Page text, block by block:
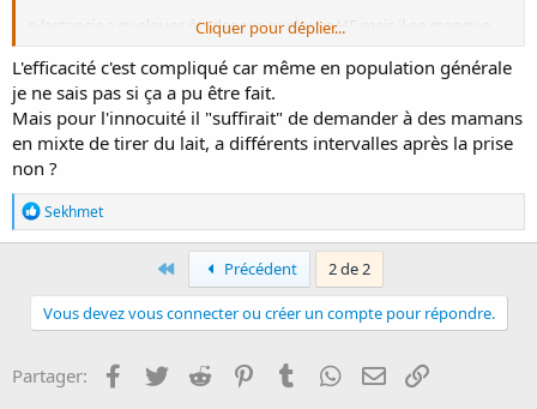
e-lactancia a quelques études sur quelques HE mais il en manque
Cliquer pour déplier...
L'efficacité c'est compliqué car même en population générale
je ne sais pas si ça a pu être fait.
Mais pour l'innocuité il "suffirait" de demander à des mamans
en mixte de tirer du lait, a différents intervalles après la prise
non ?
R
é
a
i
o
:
Sekhmet
First Précédent 2 de 2
Vous devez vous connecter ou créer un compte pour répondre.
Partager: Facebook
Twitter Reddit PinterestTumblr WhatsApp
E-mail